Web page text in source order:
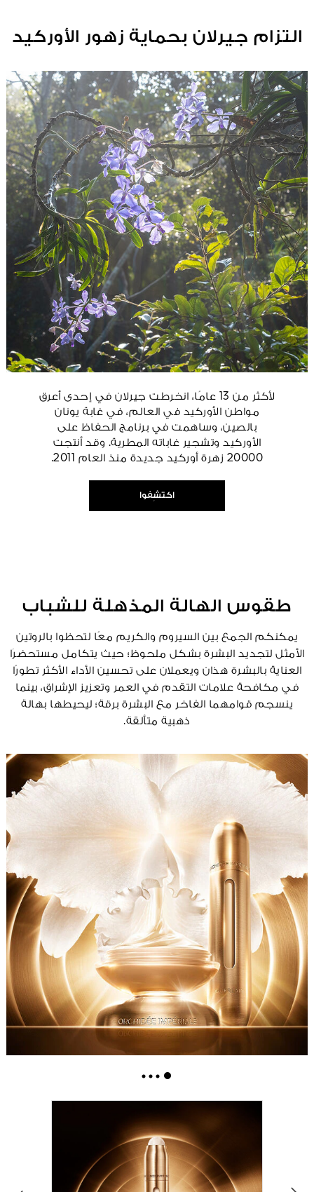
التزام جيرلان بحماية زهور الأوركيد
لأكثر من 13 عامًا، انخرطت جيرلان في إحدى أعرق
مواطن الأوركيد في العالم، في غابة يونان
بالصين، وساهمت في برنامج الحفاظ على
الأوركيد وتشجير غاباته المطرية. وقد أنتجت
20000 زهرة أوركيد جديدة منذ العام 2011.
اكتشِفوا
طقوس الهالة المذهلة للشباب
يمكنكم الجمع بين السيروم والكريم معًا لتحظوا بالروتين
الأمثل لتجديد البشرة بشكل ملحوظ؛ حيث يتكامل مستحضرَا
العناية بالبشرة هذان ويعملان على تحسين الأداء الأكثر تطورًا
في مكافحة علامات التقدم في العمر وتعزيز الإشراق، بينما
ينسجم قوامهما الفاخر مع البشرة برقة؛ ليحيطها بهالة
ذهبية متألقة.